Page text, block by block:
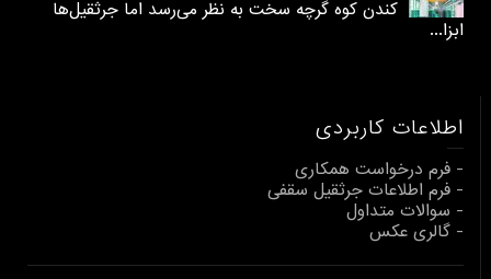
کندن کوه گرچه سخت به نظر می‌رسد اما جرثقیل‌ها
ابزا...
اطلاعات کاربردی
- فرم درخواست همکاری
- فرم اطلاعات جرثقیل سقفی
- سوالات متداول
- گالری عکس